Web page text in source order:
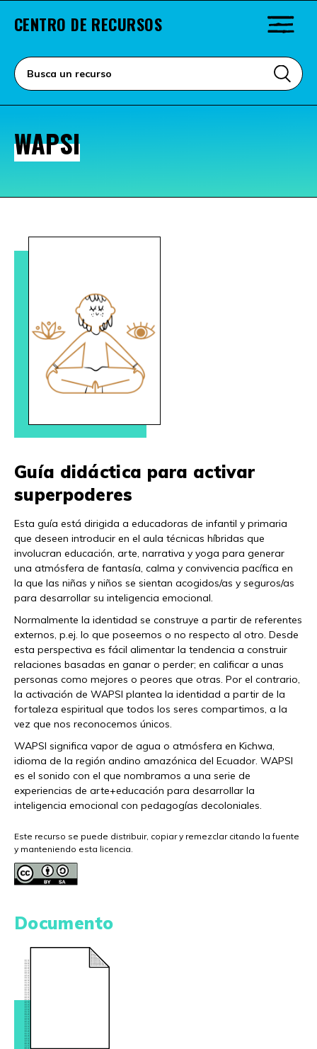
CENTRO DE RECURSOS
WAPSI
Guía didáctica para activar
superpoderes
Esta guía está dirigida a educadoras de infantil y primaria
que deseen introducir en el aula técnicas híbridas que
involucran educación, arte, narrativa y yoga para generar
una atmósfera de fantasía, calma y convivencia pacífica en
la que las niñas y niños se sientan acogidos/as y seguros/as
para desarrollar su inteligencia emocional.
Normalmente la identidad se construye a partir de referentes
externos, p.ej. lo que poseemos o no respecto al otro. Desde
esta perspectiva es fácil alimentar la tendencia a construir
relaciones basadas en ganar o perder; en calificar a unas
personas como mejores o peores que otras. Por el contrario,
la activación de WAPSI plantea la identidad a partir de la
fortaleza espiritual que todos los seres compartimos, a la
vez que nos reconocemos únicos.
WAPSI significa vapor de agua o atmósfera en Kichwa,
idioma de la región andino amazónica del Ecuador. WAPSI
es el sonido con el que nombramos a una serie de
experiencias de arte+educación para desarrollar la
inteligencia emocional con pedagogías decoloniales.
Este recurso se puede distribuir, copiar y remezclar citando la fuente
y manteniendo esta licencia.
Documento